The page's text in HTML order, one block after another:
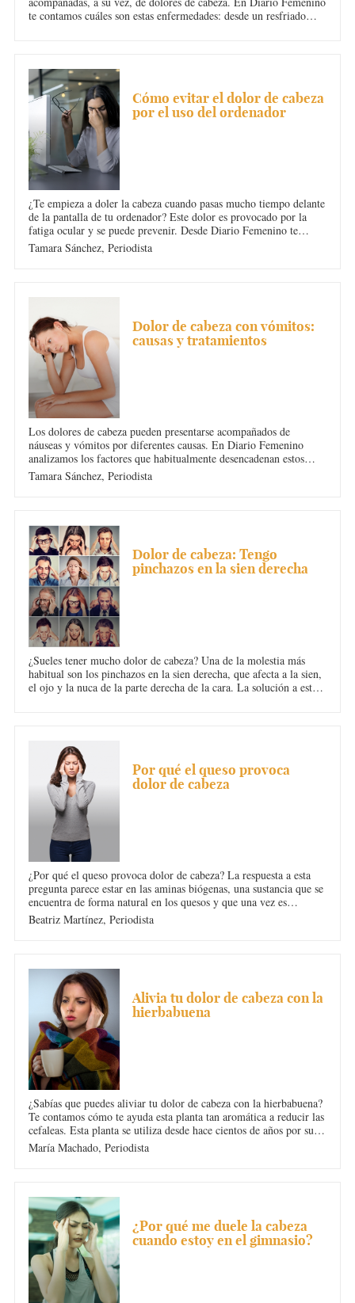
te contamos cuáles son estas enfermedades: desde un resfriado
Cómo evitar el dolor de cabeza
por el uso del ordenador
¿Te empieza a doler la cabeza cuando pasas mucho tiempo delante
de la pantalla de tu ordenador? Este dolor es provocado por la
fatiga ocular y se puede prevenir. Desde Diario Femenino te
damos algunos consejos para evitar el dolor de cabeza por el uso
del ordenador. ¡Atenta!
Tamara Sánchez,Periodista
Dolor de cabeza con vómitos:
causas y tratamientos
Los dolores de cabeza pueden presentarse acompañados de
náuseas y vómitos por diferentes causas. En Diario Femenino
analizamos los factores que habitualmente desencadenan estos
síntomas y cómo solucionarlos para evitar que esta dolencia se
pueda convertir en algo crónico.
Tamara Sánchez,Periodista
Dolor de cabeza: Tengo
pinchazos en la sien derecha
¿Sueles tener mucho dolor de cabeza? Una de la molestia más
habitual son los pinchazos en la sien derecha, que afecta a la sien,
el ojo y la nuca de la parte derecha de la cara. La solución a este
Por qué el queso provoca
dolor de cabeza
¿Por qué el queso provoca dolor de cabeza? La respuesta a esta
pregunta parece estar en las aminas biógenas, una sustancia que se
encuentra de forma natural en los quesos y que una vez es
ingerida por el ser humano, da dolor de cabeza. ¿Quieres saber
qué otros alimentos y bebidas dan migraña o dolor de cabeza?
Beatriz Martínez,Periodista
Alivia tu dolor de cabeza con la
hierbabuena
¿Sabías que puedes aliviar tu dolor de cabeza con la hierbabuena?
Te contamos cómo te ayuda esta planta tan aromática a reducir las
cefaleas. Esta planta se utiliza desde hace cientos de años por sus
múltiples beneficios para el cuerpo. ¿Sabes cómo prepara la
yerbabuena? ¡Te lo contamos!
María Machado,Periodista
¿Por qué me duele la cabeza
cuando estoy en el gimnasio?